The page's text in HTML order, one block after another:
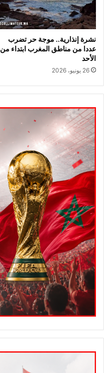
نشرة إنذارية.. موجة حر تضرب
عددا من مناطق المغرب ابتداء من
الأحد
26 يونيو، 2026